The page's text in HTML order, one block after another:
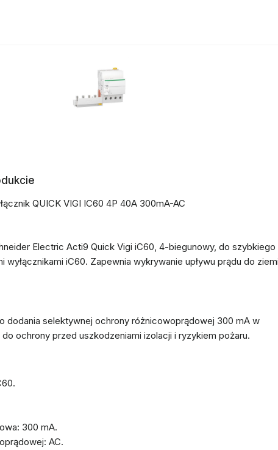
QUICK VIGI IC60 4P 40A 300mA-AC
Electric Acti9 Quick Vigi iC60, 4-biegunowy, do szybkiego
wyłącznikami iC60. Zapewnia wykrywanie upływu prądu do
dodania selektywnej ochrony różnicowoprądowej 300 mA w
ochrony przed uszkodzeniami izolacji i ryzykiem pożaru.
300 mA.
AC.